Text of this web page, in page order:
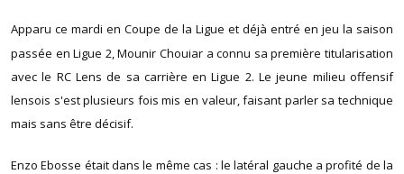
Apparu ce mardi en Coupe de la Ligue et déjà entré en jeu la saison
passée en Ligue 2, Mounir Chouiar a connu sa première titularisation
avec le RC Lens de sa carrière en Ligue 2. Le jeune milieu offensif
lensois s'est plusieurs fois mis en valeur, faisant parler sa technique
mais sans être décisif.
Enzo Ebosse était dans le même cas : le latéral gauche a profité de la